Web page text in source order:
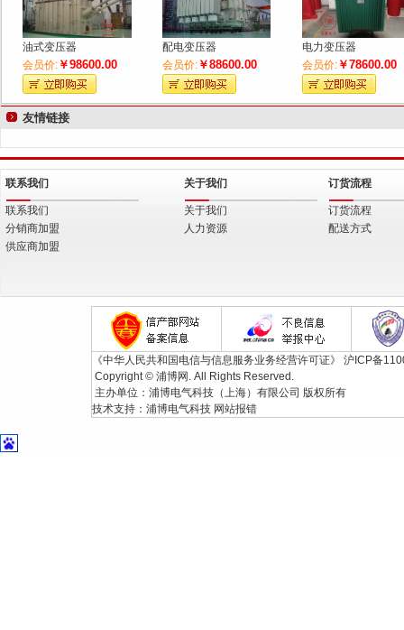
油式变压器
会员价:￥98600.00
配电变压器
会员价:￥88600.00
电力变压器
会员价: ￥78600.00
友情链接
联系我们
联系我们
分销商加盟
供应商加盟
关于我们
关于我们
人力资源
订货流程
订货流程
配送方式
《中华人民共和国电信与信息服务业务经营许可证》 沪ICP备
Copyright © 浦博网. All Rights Reserved.
主办单位：浦博电气科技（上海）有限公司 版权所有
技术支持： 浦博电气科技 网站报错